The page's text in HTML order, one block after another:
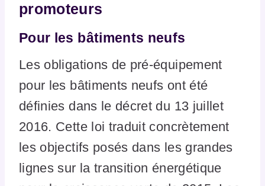
promoteurs
Pour les bâtiments neufs
Les obligations de pré-équipement
pour les bâtiments neufs ont été
définies dans le décret du 13 juillet
2016. Cette loi traduit concrètement
les objectifs posés dans les grandes
lignes sur la transition énergétique